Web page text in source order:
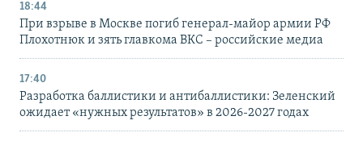
18:44
При взрыве в Москве погиб генерал-майор армии РФ
Плохотнюк и зять главкома ВКС – российские медиа
17:40
Разработка баллистики и антибаллистики: Зеленский
ожидает «нужных результатов» в 2026-2027 годах